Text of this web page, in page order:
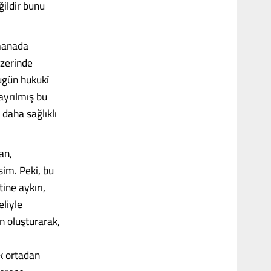
bunu
hukukî
bu
sağlıklı
Peki, bu
aykırı,
oluşturarak,
ortadan